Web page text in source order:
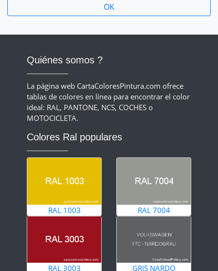
Quiénes somos ?
La página web CartaColoresPintura.com ofrece
tablas de colores en línea para encontrar el color
ideal: RAL, PANTONE, NCS, COCHES o
MOTOCICLETA.
Colores Ral populares
RAL 1003 RAL 7004
RAL 3003 GRIS NARDO